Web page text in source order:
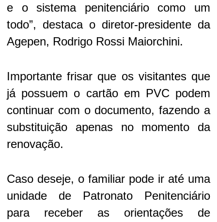
e o sistema penitenciário como um
todo”, destaca o diretor-presidente da
Agepen, Rodrigo Rossi Maiorchini.
Importante frisar que os visitantes que
já possuem o cartão em PVC podem
continuar com o documento, fazendo a
substituição apenas no momento da
renovação.
Caso deseje, o familiar pode ir até uma
unidade de Patronato Penitenciário
para receber as orientações de